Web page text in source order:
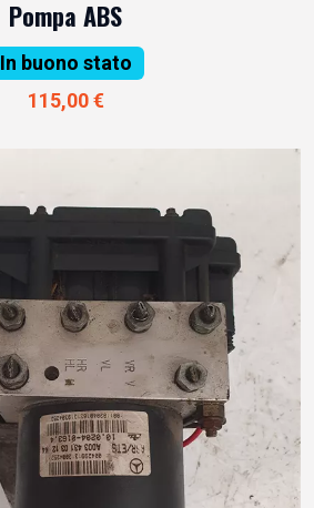
Pompa ABS
In buono stato
115,00 €